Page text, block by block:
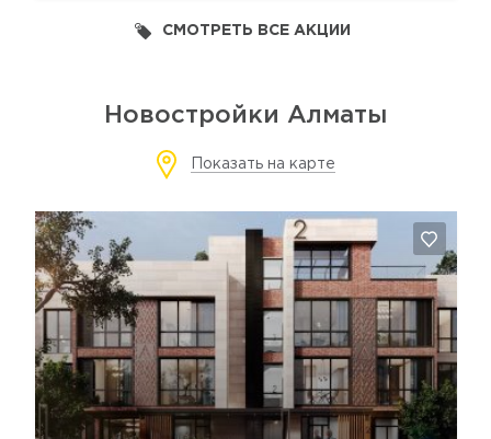
СМОТРЕТЬ ВСЕ АКЦИИ
Новостройки Алматы
Показать на карте
Отмена